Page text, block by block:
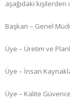
aşağıdaki kişilerden
Başkan – Genel
Üye – Üretim ve
Üye – İnsan
Üye – Kalite